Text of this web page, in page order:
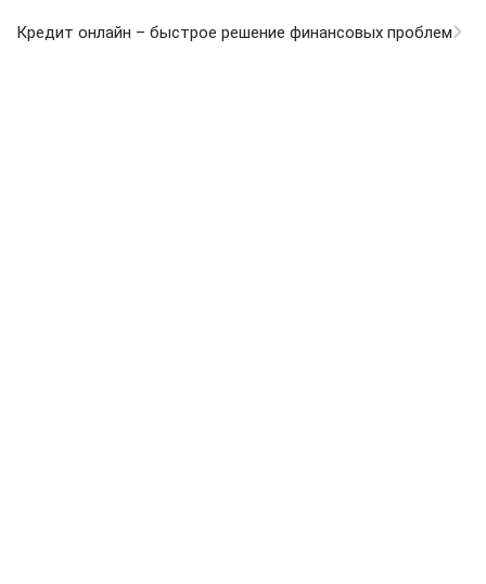
Кредит онлайн – быстрое решение финансовых проблем